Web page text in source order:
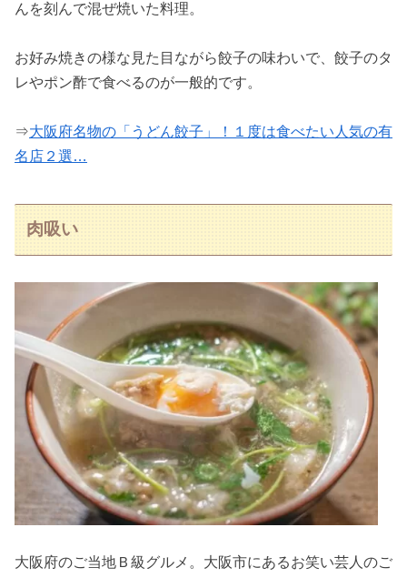
んを刻んで混ぜ焼いた料理。
お好み焼きの様な見た目ながら餃子の味わいで、餃子のタ
レやポン酢で食べるのが一般的です。
⇒大阪府名物の「うどん餃子」！１度は食べたい人気の有
名店２選…
肉吸い
大阪府のご当地Ｂ級グルメ。大阪市にあるお笑い芸人のご